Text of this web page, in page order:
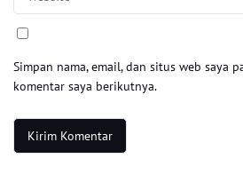
Simpan nama, email, dan situs web saya
komentar saya berikutnya.